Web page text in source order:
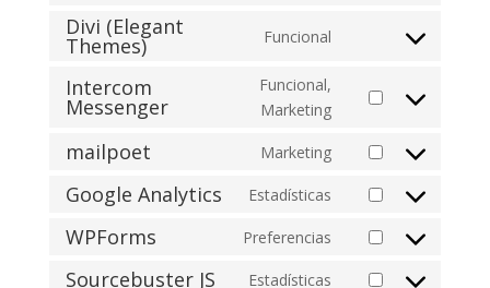
recaptcha
Divi (Elegant
Themes) Funcional
service
(elegant-
Intercom
Messenger
Funcional,
Marketing
Consent
service
intercom-
messenger
mailpoet Marketing
Consent
mailpoet
Google Analytics Estadísticas
Consent
google-
WPForms Preferencias
Consent
Sourcebuster JS Estadísticas